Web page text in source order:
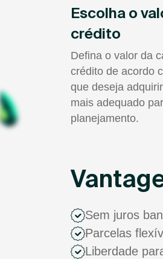
Escolha o
crédito
Defina o valor da
crédito de acordo
que deseja
mais adequado
planejamento.
Sem juros
Parcelas
Liberdade